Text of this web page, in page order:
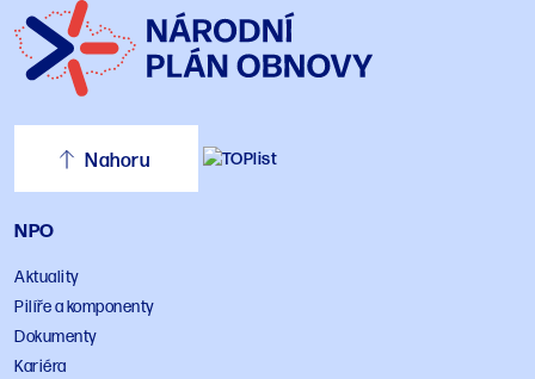
NPO
Aktuality
Pilíře a komponenty
Dokumenty
Kariéra
Nahoru